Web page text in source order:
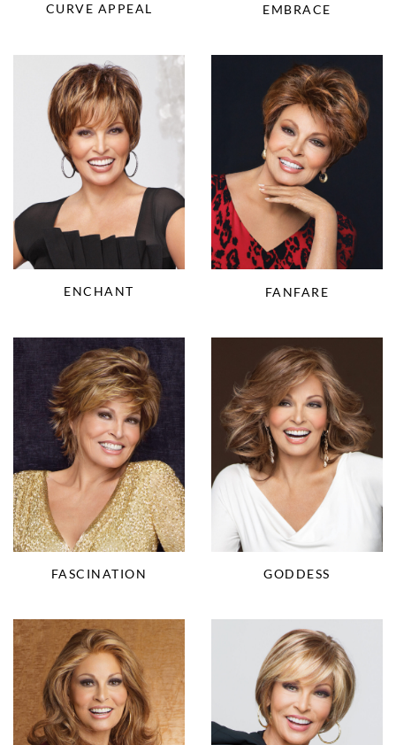
CURVE APPEAL EMBRACE
ENCHANT FANFARE
FASCINATION GODDESS